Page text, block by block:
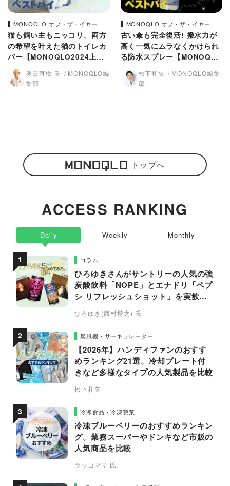
MONOQLO オブ・ザ・イヤー
猫も飼い主もニッコリ。両方
の希望を叶えた猫のトイレカ
バー【MONOQLO2024上半
期ベストバイ】
奥田直樹 氏
MONOQLO編
集部
MONOQLO オブ・ザ・イヤー
古い傘も完全復活! 撥水力が
高く一気にムラなくかけられ
る防水スプレー【MONOQLO
松下和矢
MONOQLO編集
部
トップへ
ACCESS RANKING
Daily
コラム
ひろゆきさんがサントリーの人気の強
炭酸飲料「NOPE」とエナドリ「ペプ
シ リフレッシュショット」を実飲し
ひろゆき(西村博之) 氏
扇風機・サーキュレーター
【2026年】ハンディファンのおすす
めランキング21選。冷却プレート付
きなど多様なタイプの人気製品を比較
松下和矢
冷凍食品・冷凍惣菜
冷凍ブルーベリーのおすすめランキン
グ。業務スーパーやドンキなど市販の
人気商品を比較
ラッコママ 氏
Weekly Monthly